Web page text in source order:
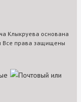
Клыкруева основана
Все права защищены